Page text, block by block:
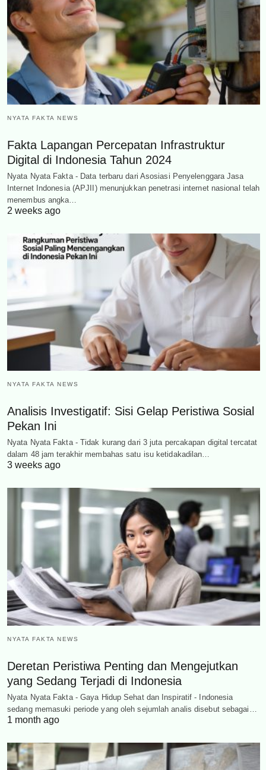
NYATA FAKTA NEWS
Fakta Lapangan Percepatan Infrastruktur
Digital di Indonesia Tahun 2024
Nyata Nyata Fakta - Data terbaru dari Asosiasi Penyelenggara Jasa
Internet Indonesia (APJII) menunjukkan penetrasi internet nasional telah
menembus angka…
2 weeks ago
NYATA FAKTA NEWS
Analisis Investigatif: Sisi Gelap Peristiwa Sosial
Pekan Ini
Nyata Nyata Fakta - Tidak kurang dari 3 juta percakapan digital tercatat
dalam 48 jam terakhir membahas satu isu ketidakadilan…
3 weeks ago
NYATA FAKTA NEWS
Deretan Peristiwa Penting dan Mengejutkan
yang Sedang Terjadi di Indonesia
Nyata Nyata Fakta - Gaya Hidup Sehat dan Inspiratif - Indonesia
sedang memasuki periode yang oleh sejumlah analis disebut sebagai…
1 month ago